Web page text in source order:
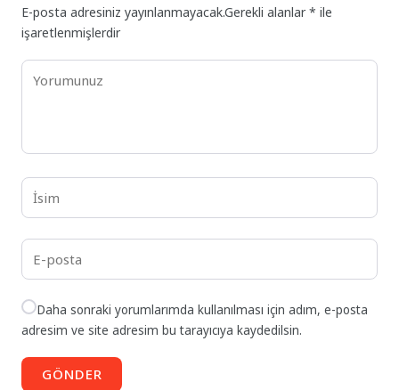
E-posta adresiniz yayınlanmayacak.Gerekli alanlar* ile
işaretlenmişlerdir
Daha sonraki yorumlarımda kullanılması için adım, e-posta
adresim ve site adresim bu tarayıcıya kaydedilsin.
GÖNDER